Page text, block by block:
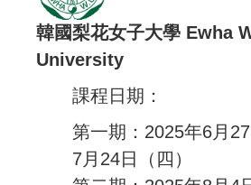
韓國梨花女子大學 Ewha
University
課程日期：
第一期：2025年6月
7月24日（四）